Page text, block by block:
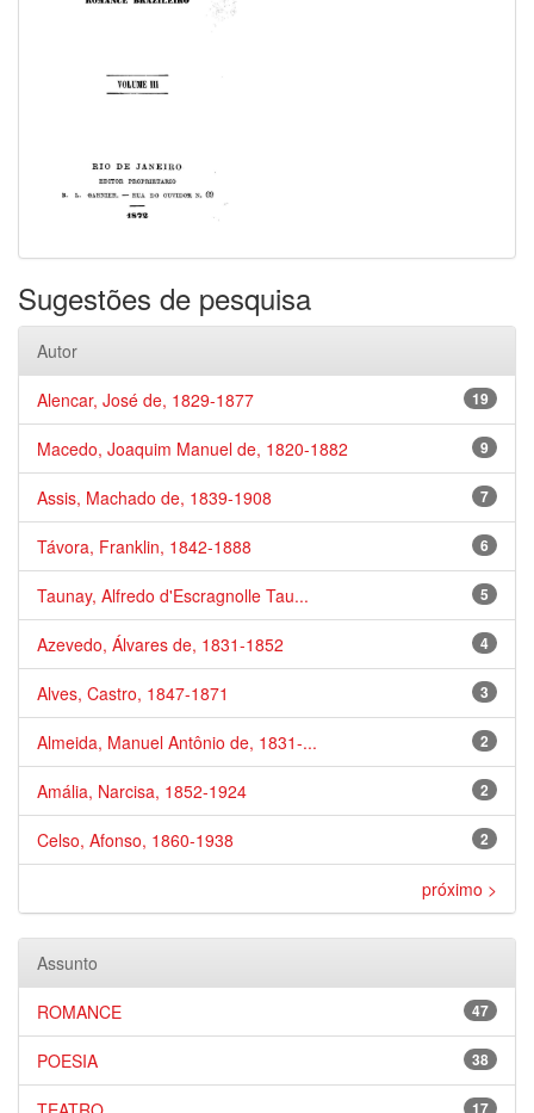
Sugestões de pesquisa
Autor
19
Alencar, José de, 1829-1877
9
Macedo, Joaquim Manuel de, 1820-1882
7
Assis, Machado de, 1839-1908
6
Távora, Franklin, 1842-1888
5
Taunay, Alfredo d'Escragnolle Tau...
4
Azevedo, Álvares de, 1831-1852
3
Alves, Castro, 1847-1871
2
Almeida, Manuel Antônio de, 1831-...
2
Amália, Narcisa, 1852-1924
2
Celso, Afonso, 1860-1938
próximo >
Assunto
47
ROMANCE
38
POESIA
17